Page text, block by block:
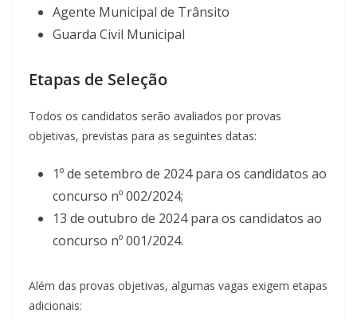
Agente Municipal de Trânsito
Guarda Civil Municipal
Etapas de Seleção
Todos os candidatos serão avaliados por provas
objetivas, previstas para as seguintes datas:
1º de setembro de 2024 para os candidatos ao
concurso nº 002/2024;
13 de outubro de 2024 para os candidatos ao
concurso nº 001/2024.
Além das provas objetivas, algumas vagas exigem etapas
adicionais: